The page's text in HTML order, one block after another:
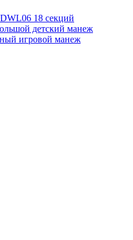
18 секций
детский манеж
игровой манеж